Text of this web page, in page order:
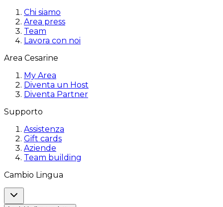
Chi siamo
Area press
Team
Lavora con noi
Area Cesarine
My Area
Diventa un Host
Diventa Partner
Supporto
Assistenza
Gift cards
Aziende
Team building
Cambio Lingua